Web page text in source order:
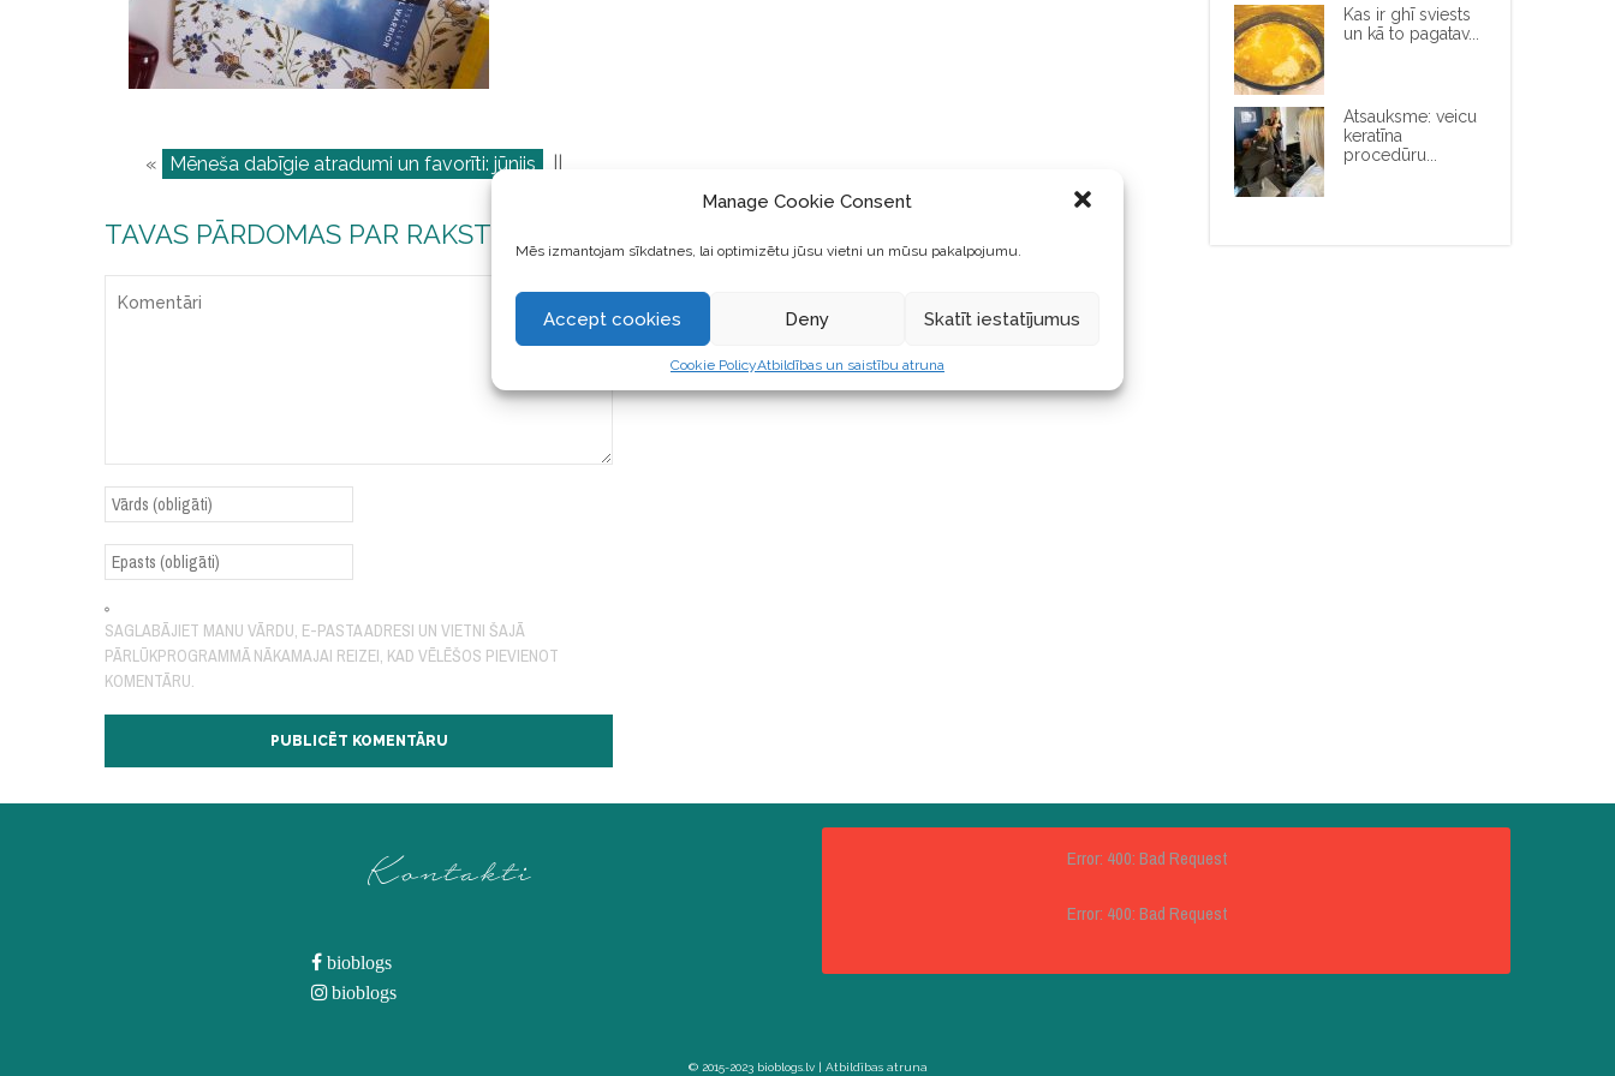
Manage Cookie Consent
Mēs izmantojam sīkdatnes, lai optimizētu jūsu vietni un mūsu pakalpojumu.
Accept cookies Deny Skatīt iestatījumus
Cookie PolicyAtbildības un saistību atruna
« Mēneša dabīgie atradumi un favorīti: jūnijs ||
TAVAS PĀRDOMAS PAR RAKSTU
SAGLABĀJIET MANU VĀRDU, E-PASTA ADRESI UN VIETNI ŠAJĀ
PĀRLŪKPROGRAMMĀ NĀKAMAJAI REIZEI, KAD VĒLĒŠOS PIEVIENOT
KOMENTĀRU.
Kas ir ghī sviests
un kā to pagatav...
Atsauksme: veicu
keratīna
procedūru...
Kontakti
bioblogs
bioblogs
Error: 400: Bad Request
Error: 400: Bad Request
© 2015-2023 bioblogs.lv | Atbildības atruna